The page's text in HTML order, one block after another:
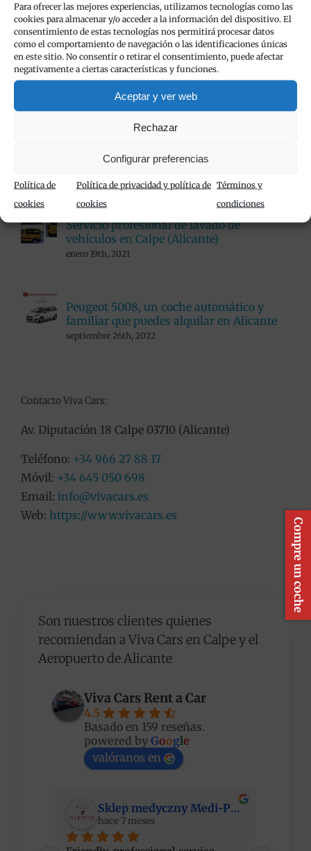
Para ofrecer las mejores experiencias, utilizamos tecnologías como las
cookies para almacenar y/o acceder a la información del dispositivo. El
consentimiento de estas tecnologías nos permitirá procesar datos
como el comportamiento de navegación o las identificaciones únicas
en este sitio. No consentir o retirar el consentimiento, puede afectar
negativamente a ciertas características y funciones.
Aceptar y ver web
Rechazar
Configurar preferencias
Política de
cookies
Política de privacidad y política de
cookies
Términos y
condiciones
Viva Cars
Popular
Servicio profesional de lavado de
vehículos en Calpe (Alicante)
enero 19th, 2021
Peugeot 5008, un coche automático y
familiar que puedes alquilar en Alicante
septiembre 26th, 2022
Contacto Viva Cars:
Av. Diputación 18 Calpe 03710 (Alicante)
Teléfono: +34 966 27 88 17
Móvil: +34 645 050 698
Email: info@vivacars.es
Web: https://www.vivacars.es
Son nuestros clientes quienes
recomiendan a Viva Cars en Calpe y el
Aeropuerto de Alicante
Viva Cars Rent a Car
4.5
Basado en 159 reseñas.
powered byGoogle
valóranos en
Sklep medyczny Medi-Partner
hace 7 meses
Compre un coche